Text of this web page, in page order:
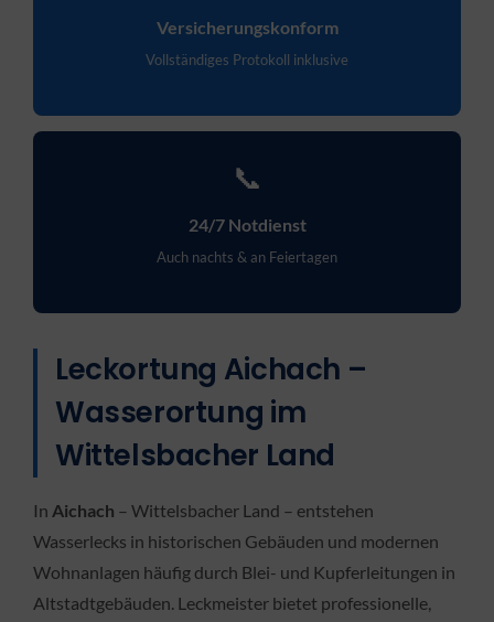
Versicherungskonform
Vollständiges Protokoll inklusive
📞
24/7 Notdienst
Auch nachts & an Feiertagen
Leckortung Aichach –
Wasserortung im
Wittelsbacher Land
In Aichach – Wittelsbacher Land – entstehen
Wasserlecks in historischen Gebäuden und modernen
Wohnanlagen häufig durch Blei- und Kupferleitungen in
Altstadtgebäuden. Leckmeister bietet professionelle,